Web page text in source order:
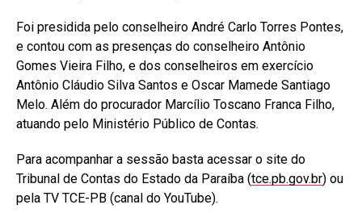
Foi presidida pelo conselheiro André Carlo Torres Pontes,
e contou com as presenças do conselheiro Antônio
Gomes Vieira Filho, e dos conselheiros em exercício
Antônio Cláudio Silva Santos e Oscar Mamede Santiago
Melo. Além do procurador Marcílio Toscano Franca Filho,
atuando pelo Ministério Público de Contas.
Para acompanhar a sessão basta acessar o site do
Tribunal de Contas do Estado da Paraíba (tce.pb.gov.br) ou
pela TV TCE-PB (canal do YouTube).